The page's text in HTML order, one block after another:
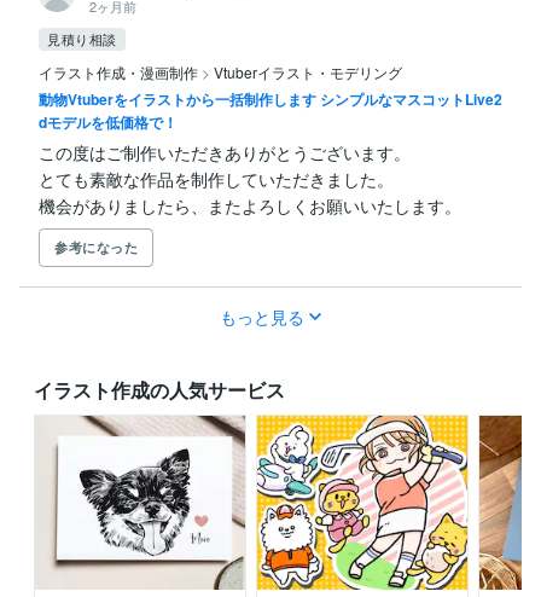
2ヶ月前
見積り相談
イラスト作成・漫画制作 > Vtuberイラスト・モデリング
動物Vtuberをイラストから一括制作します シンプルなマスコットLive2
dモデルを低価格で！
この度はご制作いただきありがとうございます。
とても素敵な作品を制作していただきました。
機会がありましたら、またよろしくお願いいたします。
参考になった
もっと見る
イラスト作成の人気サービス